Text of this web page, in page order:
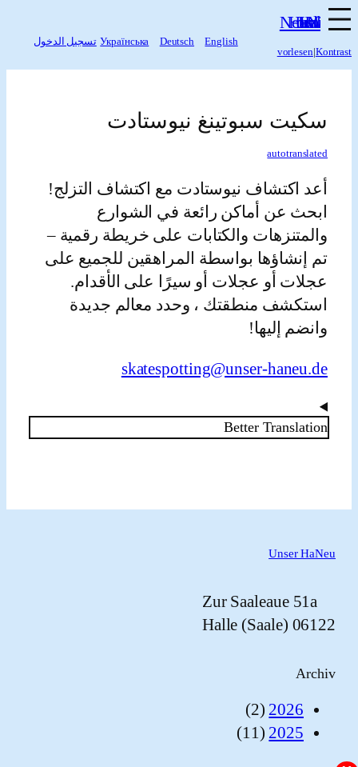
Deutsch
Українська تسجيل الدخول
سبوتينغ نيوستادت
اكتشاف نيوستادت مع اكتشاف التزلج!
عن أماكن رائعة في الشوارع
والكتابات على خريطة رقمية –
بواسطة المراهقين للجميع على
أو عجلات أو سيرًا على الأقدام.
منطقتك ، وحدد معالم جديدة
إليها!
skatespotting@unser-
Better
Unser
Zur Saaleaue
(2)
(11)